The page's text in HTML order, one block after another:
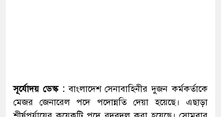
সূর্যোদয় ডেস্ক :বাংলাদেশ সেনাবাহিনীর দুজন কর্মকর্তাকে
মেজর জেনারেল পদে পদোন্নতি দেয়া হয়েছে। এছাড়া